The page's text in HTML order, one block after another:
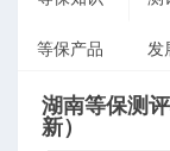
等保产品 发
湖南等保测
新）